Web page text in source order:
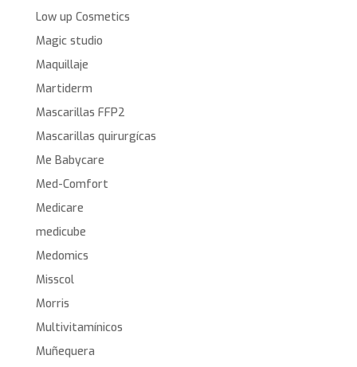
Low up Cosmetics
Magic studio
Maquillaje
Martiderm
Mascarillas FFP2
Mascarillas quirurgícas
Me Babycare
Med-Comfort
Medicare
medicube
Medomics
Misscol
Morris
Multivitamínicos
Muñequera